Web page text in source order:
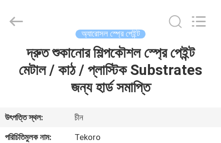
আমাদের
সম্পর্কে
INDUSTRY
অ্যারোসল স্প্রে পেইন্ট
দ্রুত শুকানোর শিল্পকৌশল স্প্রে পেইন্ট
মেটাল / কাঠ / প্লাস্টিক Substrates
জন্য হার্ড সমাপ্তি
উৎপত্তি স্থল:
চীন
পরিচিতিমুলক নাম:
Tekoro